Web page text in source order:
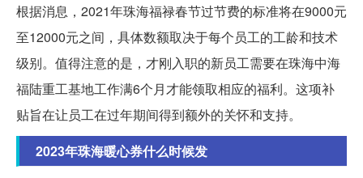
根据消息，2021年珠海福禄春节过节费的标准将在9000元
至12000元之间，具体数额取决于每个员工的工龄和技术
级别。值得注意的是，才刚入职的新员工需要在珠海中海
福陆重工基地工作满6个月才能领取相应的福利。这项补
贴旨在让员工在过年期间得到额外的关怀和支持。
2023年珠海暖心券什么时候发